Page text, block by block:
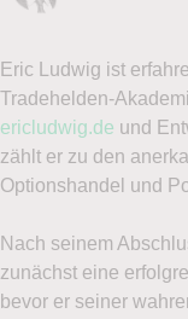
Telefon
Eric Ludwig ist
Tradehelden-
ericludwig.de und
zählt er zu den
Optionshandel und
Nach seinem
zunächst eine
bevor er seiner